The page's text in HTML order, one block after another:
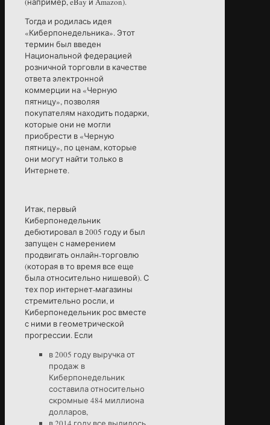
Тогда и родилась идея
«Киберпонедельника». Этот
термин был введен
Национальной федерацией
розничной торговли в качестве
ответа электронной
коммерции на «Черную
пятницу», позволяя
покупателям находить подарки,
которые они не могли
приобрести в «Черную
пятницу», по ценам, которые
они могут найти только в
Интернете.
Итак, первый
Киберпонедельник
дебютировал в 2005 году и был
запущен с намерением
продвигать онлайн-торговлю
(которая в то время все еще
была относительно нишевой). С
тех пор интернет-магазины
стремительно росли, и
Киберпонедельник рос вместе
с ними в геометрической
прогрессии. Если
в 2005 году выручка от
продаж в
Киберпонедельник
составила относительно
скромные 484 миллиона
долларов,